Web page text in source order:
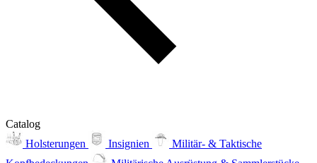
Catalog
Holsterungen
Insignien
Militär- & Taktische